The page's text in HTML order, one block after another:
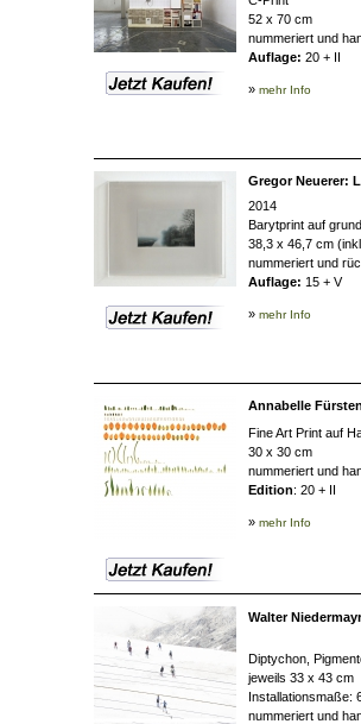
52 x 70 cm
nummeriert und
Auflage: 20 + II
» mehr Info
Gregor Neuerer:
2014
Barytprint auf
38,3 x 46,7 cm
nummeriert und
Auflage: 15 + V
» mehr Info
Annabelle
Fine Art Print auf
30 x 30 cm
nummeriert und
Edition: 20 + II
» mehr Info
Walter
Diptychon,
jeweils 33 x 43 cm
Installationsmaße:
nummeriert und